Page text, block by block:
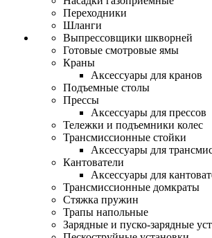
Переходники
Шланги
Выпрессовщики шкворней
Готовые смотровые ямы
Краны
Аксессуары для кранов
Подъемные столы
Прессы
Аксессуары для прессов
Тележки и подъемники колес
Трансмиссионные стойки
Аксессуары для
Кантователи
Аксессуары для
Трансмиссионные домкраты
Стяжка пружин
Трапы напольные
Зарядные и пуско-зарядные